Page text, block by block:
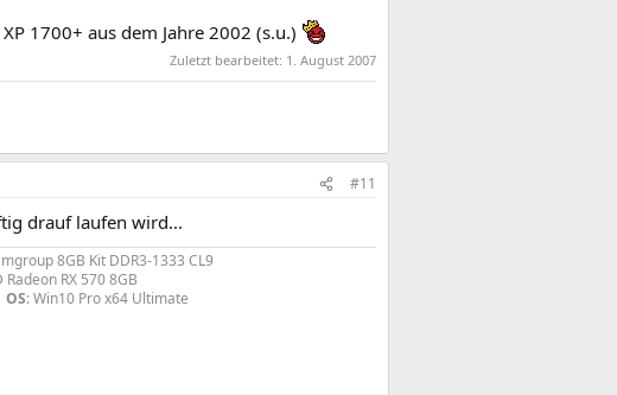
1700+ aus dem Jahre 2002 (s.u.)
Zuletzt bearbeitet: 1. August 2007
#11
drauf laufen wird...
8GB Kit DDR3-1333 CL9
Radeon RX 570 8GB
OS: Win10 Pro x64 Ultimate​